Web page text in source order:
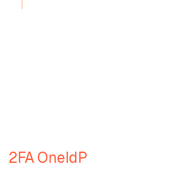
2FA OneIdP